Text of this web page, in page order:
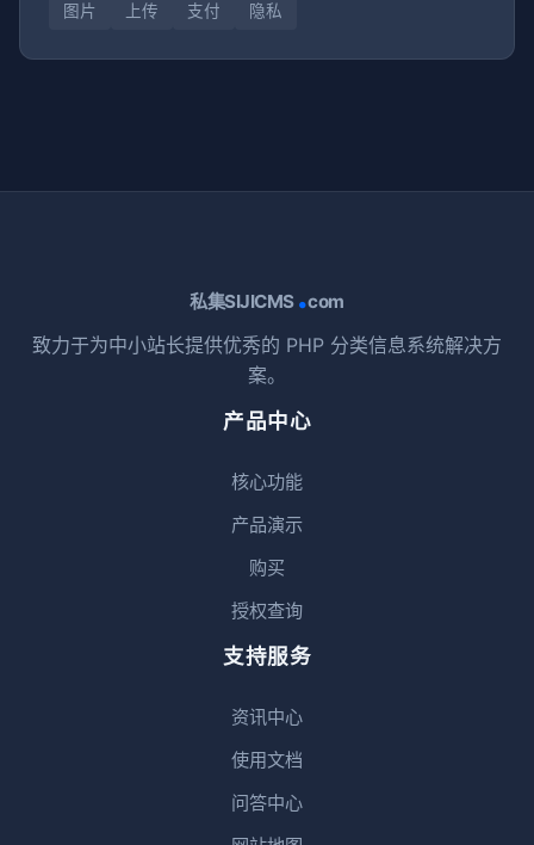
图片
上传 支付 隐私
私集SIJICMS .com
致力于为中小站长提供优秀的 PHP 分类信息系统解决方
案。
产品中心
核心功能
产品演示
购买
授权查询
支持服务
资讯中心
使用文档
问答中心